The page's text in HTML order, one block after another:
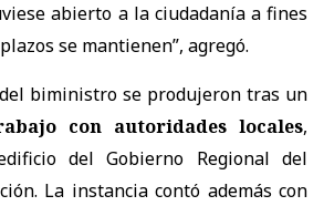
abierto a la ciudadanía a fines
se mantienen”, agregó.
biministro se produjeron tras un
con autoridades locales,
del Gobierno Regional del
La instancia contó además con